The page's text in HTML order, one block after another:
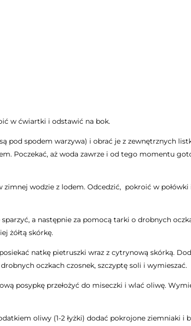
w ćwiartki i odstawić na bok.
pod spodem warzywa) i obrać je z zewnętrznych
Poczekać, aż woda zawrze i od tego momentu
zimnej wodzie z lodem. Odcedzić, pokroić w
a następnie za pomocą tarki o drobnych
żółtą skórkę.
natkę pietruszki wraz z cytrynową skórką.
oczkach czosnek, szczyptę soli i wymieszać.
posypkę przełożyć do miseczki i wlać oliwę.
oliwy (1-2 łyżki) dodać pokrojone ziemniaki i